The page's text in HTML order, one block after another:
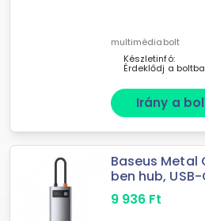
multimédiabolt
Készletinfó:
Érdeklődj a
Irány a
Baseus Metal
ben hub, USB-
9 936 Ft